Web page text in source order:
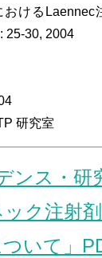
けるLaennec
25-30, 2004
研究室
ンス・研
ック注射
ついて」